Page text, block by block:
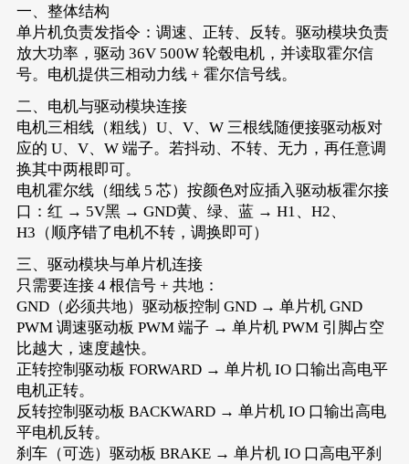
一、整体结构
单片机负责发指令：调速、正转、反转。驱动模块负责
放大功率，驱动 36V 500W 轮毂电机，并读取霍尔信
号。电机提供三相动力线 + 霍尔信号线。
二、电机与驱动模块连接
电机三相线（粗线）U、V、W 三根线随便接驱动板对
应的 U、V、W 端子。若抖动、不转、无力，再任意调
换其中两根即可。
电机霍尔线（细线 5 芯）按颜色对应插入驱动板霍尔接
口：红 → 5V黑 → GND黄、绿、蓝 → H1、H2、
H3（顺序错了电机不转，调换即可）
三、驱动模块与单片机连接
只需要连接 4 根信号 + 共地：
GND（必须共地）驱动板控制 GND → 单片机 GND
PWM 调速驱动板 PWM 端子 → 单片机 PWM 引脚占空
比越大，速度越快。
正转控制驱动板 FORWARD → 单片机 IO 口输出高电平
电机正转。
反转控制驱动板 BACKWARD → 单片机 IO 口输出高电
平电机反转。
刹车（可选）驱动板 BRAKE → 单片机 IO 口高电平刹